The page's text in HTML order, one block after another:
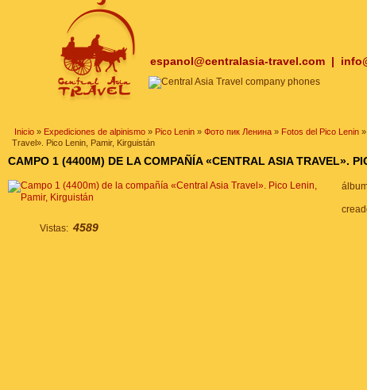
espanol@centralasia-travel.com |
Inicio » Expediciones de alpinismo » Pico Lenin » Фото пик Ленина » Fotos del Pico Lenin
Travel». Pico Lenin, Pamir, Kirguistán
CAMPO 1 (4400M) DE LA COMPAÑÍA «CENTRAL ASIA TRAVEL».
Vistas: 4589